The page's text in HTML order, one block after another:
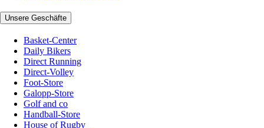
Unsere Geschäfte
Basket-Center
Daily Bikers
Direct Running
Direct-Volley
Foot-Store
Galopp-Store
Golf and co
Handball-Store
House of Rugby